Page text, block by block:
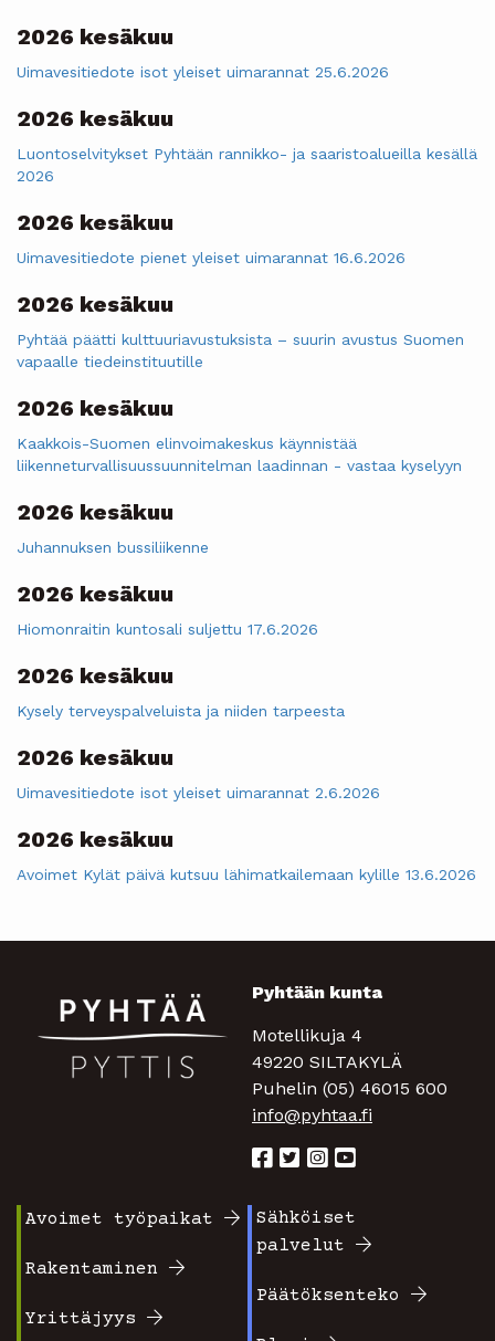
2026 kesäkuu
Uimavesitiedote isot yleiset uimarannat 25.6.2026
2026 kesäkuu
Luontoselvitykset Pyhtään rannikko- ja saaristoalueilla kesällä
2026
2026 kesäkuu
Uimavesitiedote pienet yleiset uimarannat 16.6.2026
2026 kesäkuu
Pyhtää päätti kulttuuriavustuksista – suurin avustus Suomen
vapaalle tiedeinstituutille
2026 kesäkuu
Kaakkois-Suomen elinvoimakeskus käynnistää
liikenneturvallisuussuunnitelman laadinnan - vastaa kyselyyn
2026 kesäkuu
Juhannuksen bussiliikenne
2026 kesäkuu
Hiomonraitin kuntosali suljettu 17.6.2026
2026 kesäkuu
Kysely terveyspalveluista ja niiden tarpeesta
2026 kesäkuu
Uimavesitiedote isot yleiset uimarannat 2.6.2026
2026 kesäkuu
Avoimet Kylät päivä kutsuu lähimatkailemaan kylille 13.6.2026
Pyhtään kunta
Motellikuja 4
49220 SILTAKYLÄ
Puhelin (05) 46015 600
info@pyhtaa.fi
valikko
1
Avoimet työpaikat
Rakentaminen
Yrittäjyys
Footer
2
Sähköiset
palvelut
Päätöksenteko